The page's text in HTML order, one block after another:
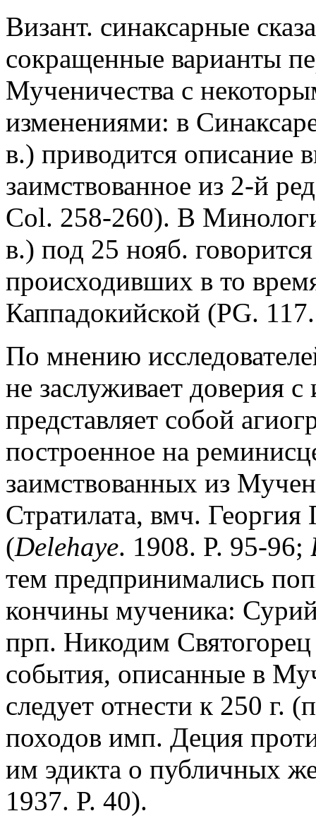
Визант. синаксарные
сокращенные варианты
Мученичества с
изменениями: в
в.) приводится описание
заимствованное из 2-й
Col. 258-260). В
в.) под 25 нояб.
происходивших в то
Каппадокийской (PG.
По мнению
не заслуживает доверия с
представляет собой
построенное на
заимствованных из
Стратилата, вмч.
(Delehaye. 1908. P. 95-96;
тем предпринимались
кончины мученика:
прп. Никодим
события, описанные в
следует отнести к 250 г.
походов имп. Деция
им эдикта о публичных
1937. P. 40).